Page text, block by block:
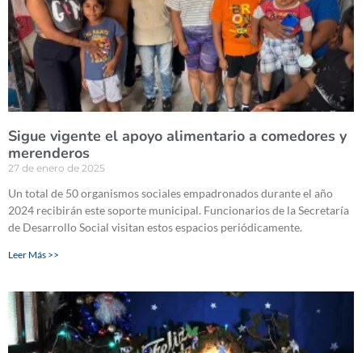
Sigue vigente el apoyo alimentario a comedores y
merenderos
27 de enero de 2025
Un total de 50 organismos sociales empadronados durante el año
2024 recibirán este soporte municipal. Funcionarios de la Secretaría
de Desarrollo Social visitan estos espacios periódicamente.
Leer Más >>